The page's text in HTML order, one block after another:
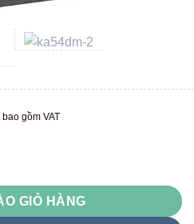
gồm VAT
GIỎ HÀNG